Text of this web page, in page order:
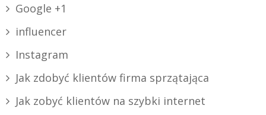
Google +1
influencer
Instagram
Jak zdobyć klientów firma sprzątająca
Jak zobyć klientów na szybki internet